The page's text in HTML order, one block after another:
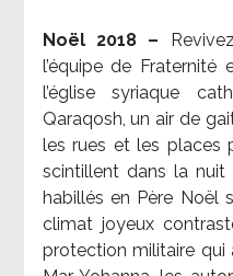
Noël 2018 –
l’équipe de
l’église syriaque
Qaraqosh, un air de
les rues et les places
scintillent dans la nuit
habillés en Père Noël
climat joyeux
protection militaire qui